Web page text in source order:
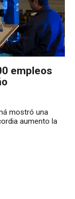
empleos
mostró una
aumento la